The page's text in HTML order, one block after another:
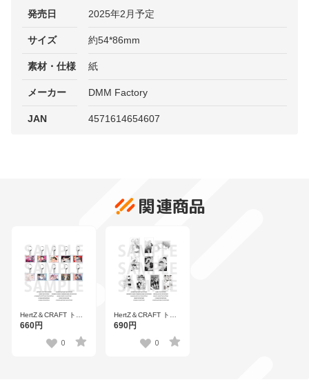
発売日 2025年2月予定
サイズ 約54*86mm
素材・仕様 紙
メーカー DMM Factory
JAN 4571614654607
関連商品
HertZ＆CRAFT トレ
ーディングホログラ
660円
0
HertZ＆CRAFT トレ
ーディングきらきら
690円
0